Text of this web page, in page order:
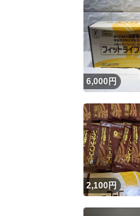
6,000 円
2,100円